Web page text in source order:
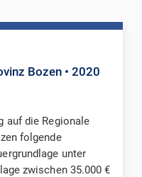
Bozen • 2020
auf die Regionale
folgende
unter
zwischen 35.000 €